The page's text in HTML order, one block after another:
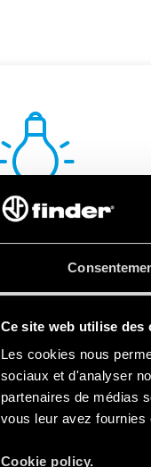
Ce site web utilise des
Les cookies nous
sociaux et d'analyser
partenaires de médias
vous leur avez
Cookie policy.
Éclairage